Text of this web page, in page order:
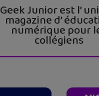
Geek Junior est l’
magazine d’
numérique pour
collégiens